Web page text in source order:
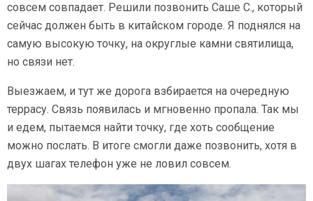
совсем совпадает. Решили позвонить Саше С., который
сейчас должен быть в китайском городе. Я поднялся на
самую высокую точку, на округлые камни святилища,
но связи нет.
Выезжаем, и тут же дорога взбирается на очередную
террасу. Связь появилась и мгновенно пропала. Так мы
и едем, пытаемся найти точку, где хоть сообщение
можно послать. В итоге смогли даже позвонить, хотя в
двух шагах телефон уже не ловил совсем.